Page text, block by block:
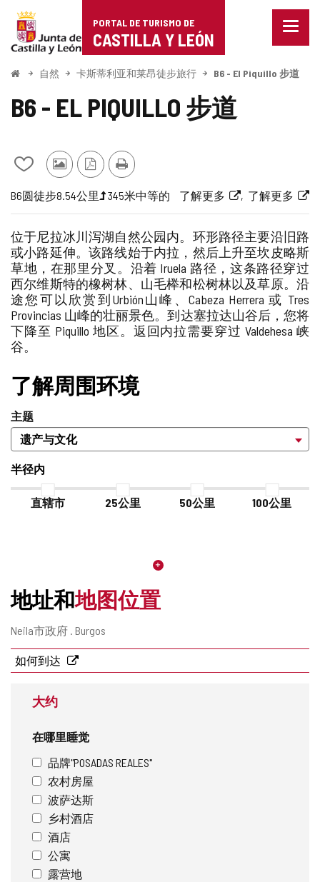
Portal
de
Turismo
de
Castilla
León
PORTAL DE TURISMO DE
CASTILLA Y LEÓN
菜
关
闭。
开
自然 卡斯蒂利亚和莱昂徒步旅行 B6 - El Piquillo 步道
B6 - EL PIQUILLO 步道
从
的
笔
本
中
添
加/
删
除
其
游
客
照
片
PDF
本
打
航
线
代
码
B6
旅
行
圆
一
半
徒步
长
度
8.54公里
高
程
梯
度
（米）
345米
路
线
难
度
中等的
链
接
到
外
部
网
站
了解更多 了解更多
位于尼拉冰川泻湖自然公园内。环形路径主要沿旧路
或小路延伸。该路线始于内拉，然后上升至坎皮略斯
草地，在那里分叉。沿着 Iruela 路径，这条路径穿过
西尔维斯特的橡树林、山毛榉和松树林以及草原。沿
途您可以欣赏到Urbión山峰、Cabeza Herrera 或 Tres
Provincias 山峰的壮丽景色。到达塞拉达山谷后，您将
下降至 Piquillo 地区。返回内拉需要穿过 Valdehesa 峡
谷。
了解周围环境
主题
半径内
直辖市 25公里 50公里 100公里
地址和地图位置
邮
地
址
Neila市政府 . Burgos
如何到达
大约
在哪里睡觉
品牌"POSADAS REALES"
农村房屋
波萨达斯
乡村酒店
酒店
公寓
露营地